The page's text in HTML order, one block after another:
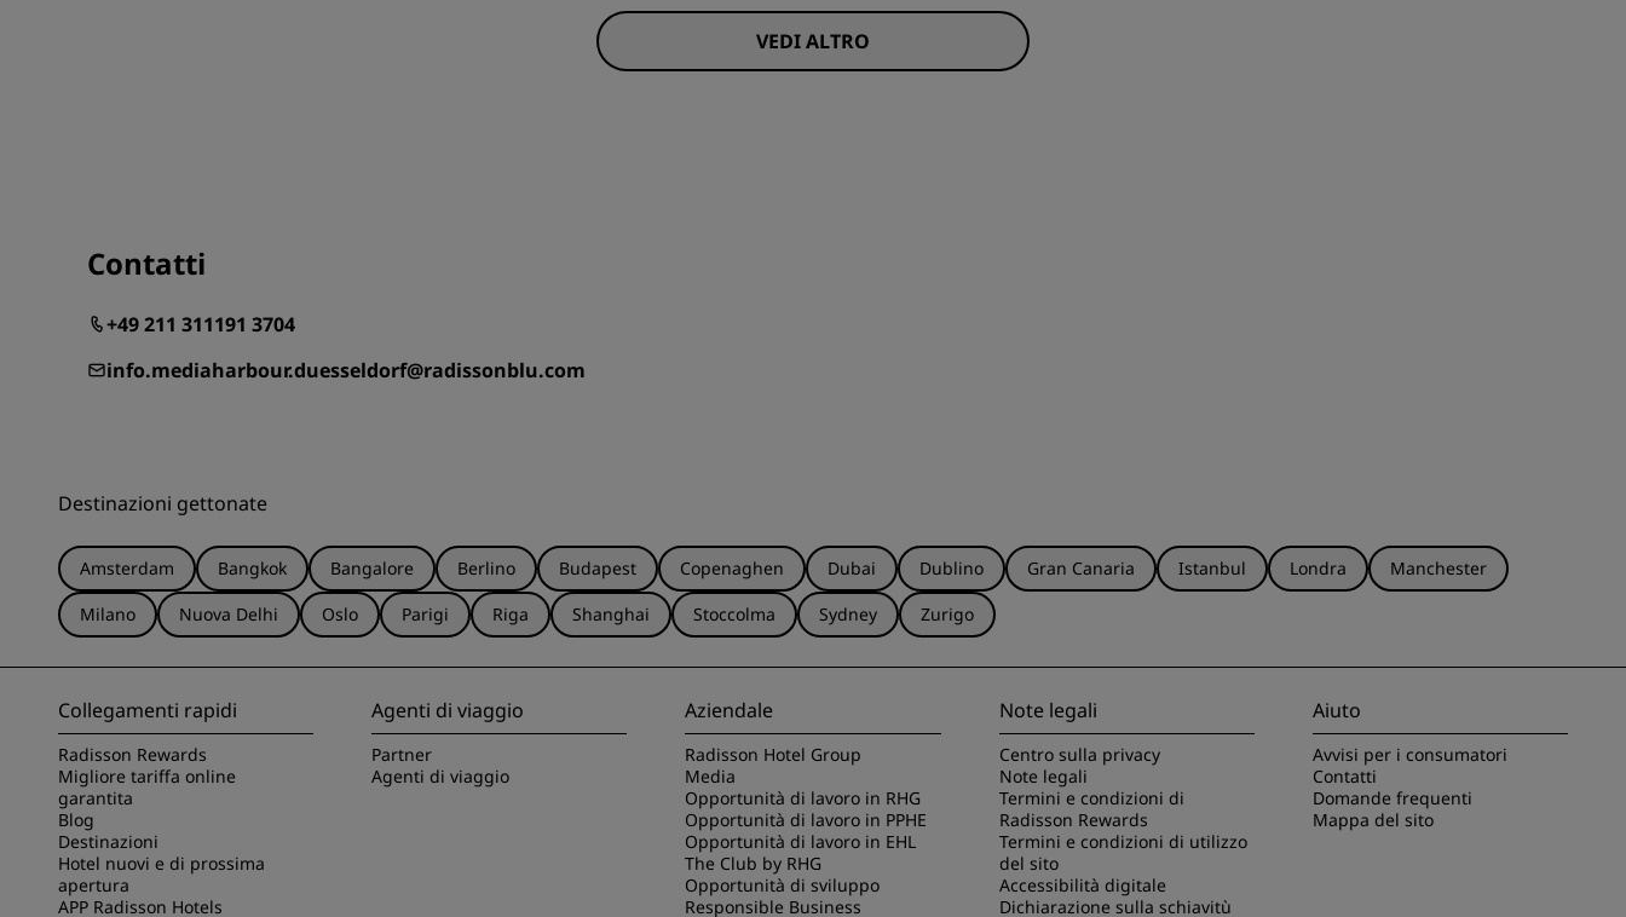
VEDI ALTRO
Contatti
+49 211 311191 3704
info.mediaharbour.duesseldorf@radissonblu.com
Destinazioni gettonate
Amsterdam Bangkok Bangalore Berlino Budapest Copenaghen Dubai Dublino Gran Canaria Istanbul Londra
Manchester
Milano
Nuova Delhi Oslo Parigi Riga Shanghai Stoccolma Sydney Zurigo
Collegamenti rapidi
Radisson Rewards
Migliore tariffa online
garantita
Blog
Destinazioni
Hotel nuovi e di prossima
apertura
APP Radisson Hotels
Agenti di viaggio
Partner
Agenti di viaggio
Aziendale
Radisson Hotel Group
Media
Opportunità di lavoro in RHG
Opportunità di lavoro in PPHE
Opportunità di lavoro in EHL
The Club by RHG
Opportunità di sviluppo
Responsible Business
Note legali
Centro sulla privacy
Note legali
Termini e condizioni di
Radisson Rewards
Termini e condizioni di utilizzo
del sito
Accessibilità digitale
Dichiarazione sulla schiavitù
Aiuto
Avvisi per i consumatori
Contatti
Domande frequenti
Mappa del sito